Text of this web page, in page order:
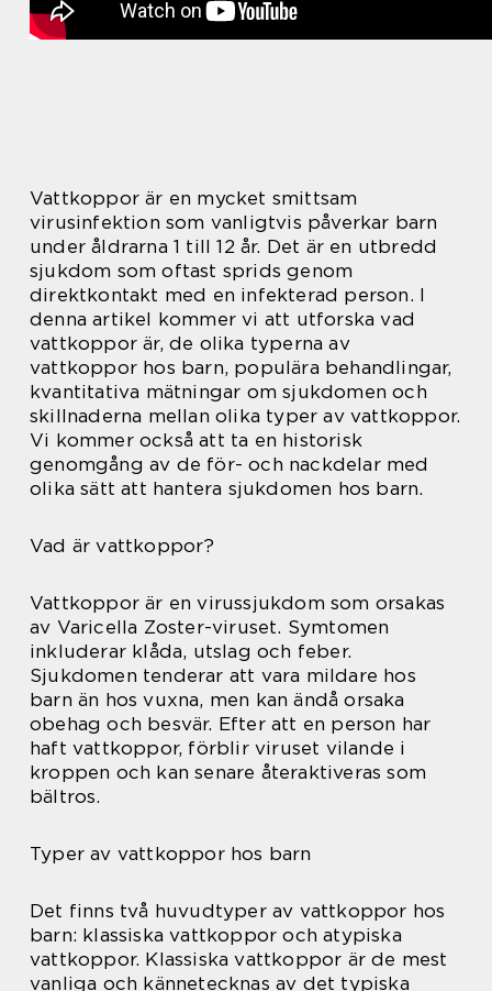
Vattkoppor är en mycket smittsam
virusinfektion som vanligtvis påverkar barn
under åldrarna 1 till 12 år. Det är en utbredd
sjukdom som oftast sprids genom
direktkontakt med en infekterad person. I
denna artikel kommer vi att utforska vad
vattkoppor är, de olika typerna av
vattkoppor hos barn, populära behandlingar,
kvantitativa mätningar om sjukdomen och
skillnaderna mellan olika typer av vattkoppor.
Vi kommer också att ta en historisk
genomgång av de för- och nackdelar med
olika sätt att hantera sjukdomen hos barn.
Vad är vattkoppor?
Vattkoppor är en virussjukdom som orsakas
av Varicella Zoster-viruset. Symtomen
inkluderar klåda, utslag och feber.
Sjukdomen tenderar att vara mildare hos
barn än hos vuxna, men kan ändå orsaka
obehag och besvär. Efter att en person har
haft vattkoppor, förblir viruset vilande i
kroppen och kan senare återaktiveras som
bältros.
Typer av vattkoppor hos barn
Det finns två huvudtyper av vattkoppor hos
barn: klassiska vattkoppor och atypiska
vattkoppor. Klassiska vattkoppor är de mest
vanliga och kännetecknas av det typiska